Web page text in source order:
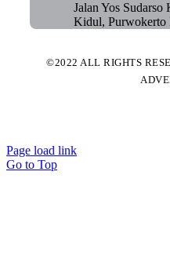
Jalan Yos Sudarso
Kidul, Purwokerto
©2022 ALL RIGHTS
Page load link
Go to Top